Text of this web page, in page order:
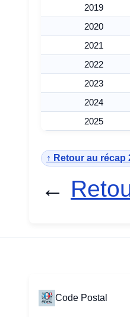
2019
2020
2021
2022
2023
2024
2025
↑ Retour au récap
←
Code Postal